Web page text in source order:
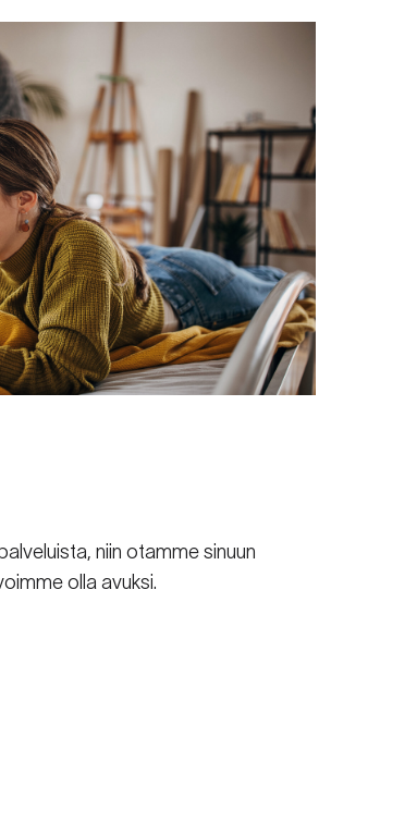
niin otamme sinuun
olla avuksi.